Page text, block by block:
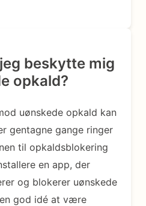
beskytte mig
opkald?
uønskede opkald kan
gentagne gange ringer
til opkaldsblokering
en app, der
og blokerer uønskede
god idé at være